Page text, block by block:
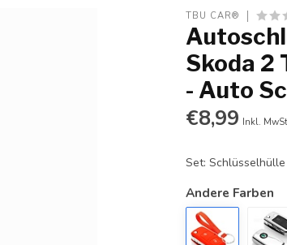
TBU CAR®
Skoda 2
- Auto
€8,99 Inkl.
Set:
Andere Farben